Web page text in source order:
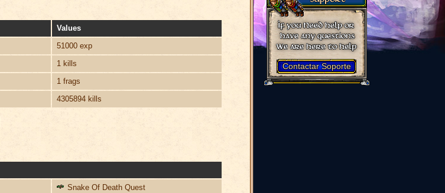
Values
51000 exp
1 kills
1 frags
4305894 kills
Snake Of Death Quest
Contactar Soporte